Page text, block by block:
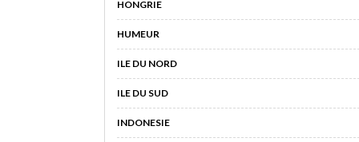
HONGRIE
HUMEUR
ILE DU NORD
ILE DU SUD
INDONESIE